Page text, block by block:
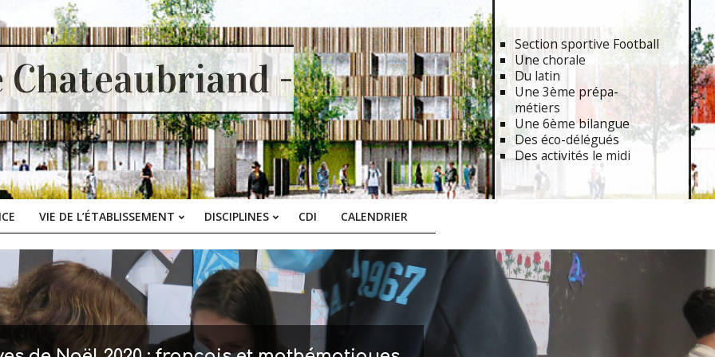
Chateaubriand -
Section sportive Football
Une chorale
Du latin
Une 3ème prépa-
métiers
Une 6ème bilangue
Des éco-délégués
Des activités le midi
Primary
Navigation
Menu
VIE DE L’ÉTABLISSEMENT DISCIPLINES CDI CALENDRIER